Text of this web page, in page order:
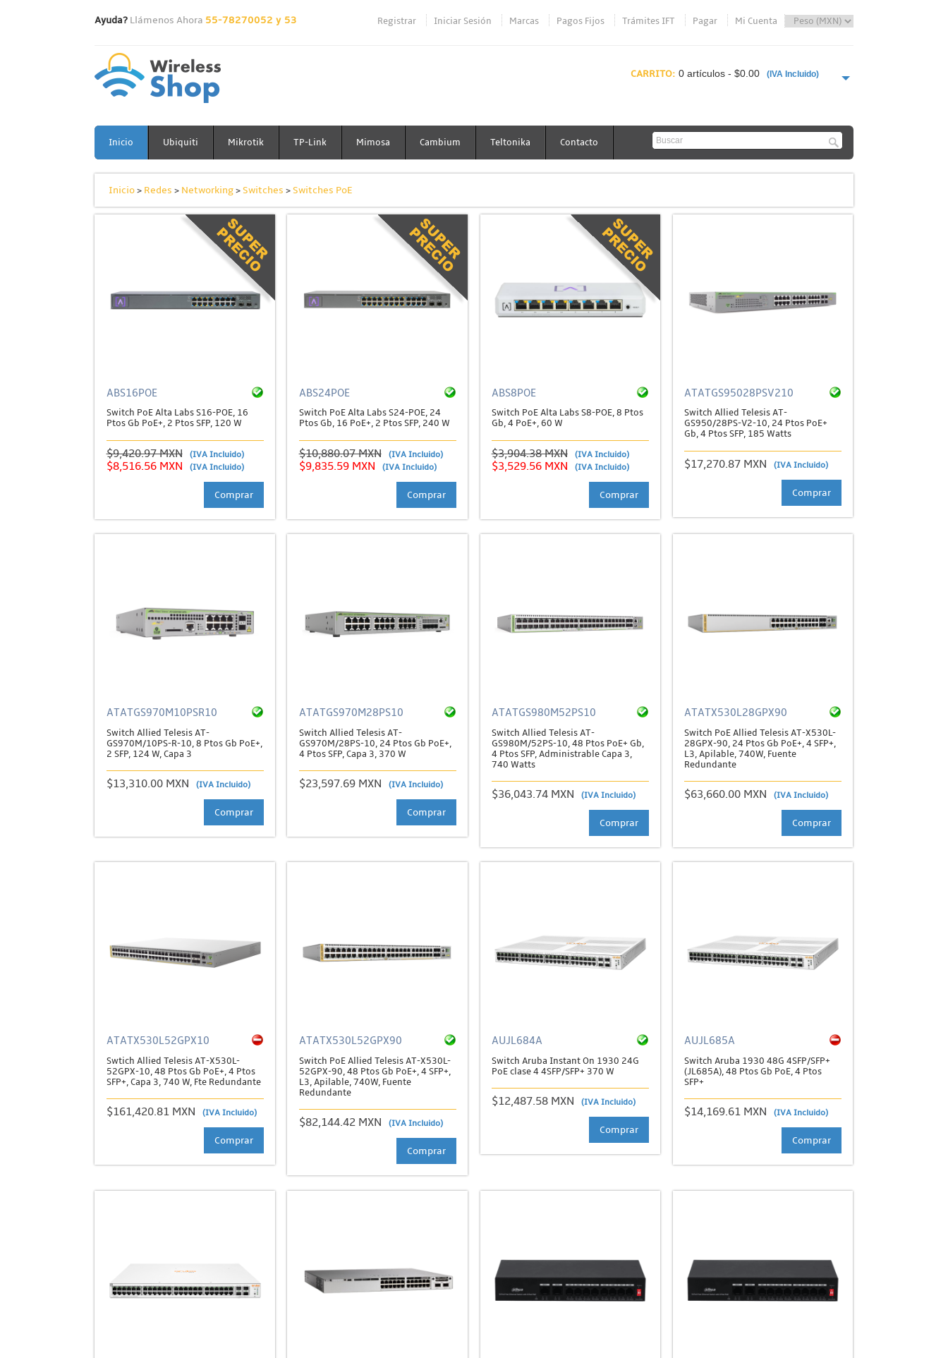
Ayuda? Llámenos Ahora 55-78270052 y 53 Registrar Iniciar Sesión Marcas Pagos Fijos Trámites IFT Pagar Mi Cuenta
CARRITO: 0 artículos - $0.00 (IVA Incluido)
Inicio Ubiquiti Mikrotik TP-Link Mimosa Cambium Teltonika Contacto
Inicio> Redes > Networking>Switches >Switches PoE
ABS16POE
Switch PoE Alta Labs S16-POE, 16
Ptos Gb PoE+, 2 Ptos SFP, 120 W
$9,420.97 MXN (IVA Incluido)
$8,516.56 MXN (IVA Incluido)
Comprar
ABS24POE
Switch PoE Alta Labs S24-POE, 24
Ptos Gb, 16 PoE+, 2 Ptos SFP, 240 W
$10,880.07 MXN (IVA Incluido)
$9,835.59 MXN (IVA Incluido)
Comprar
ABS8POE
Switch PoE Alta Labs S8-POE, 8 Ptos
Gb, 4 PoE+, 60 W
$3,904.38 MXN (IVA Incluido)
$3,529.56 MXN (IVA Incluido)
Comprar
ATATGS95028PSV210
Switch Allied Telesis AT-
GS950/28PS-V2-10, 24 Ptos PoE+
Gb, 4 Ptos SFP, 185 Watts
$17,270.87 MXN (IVA Incluido)
Comprar
ATATGS970M10PSR10
Switch Allied Telesis AT-
GS970M/10PS-R-10, 8 Ptos Gb PoE+,
2 SFP, 124 W, Capa 3
$13,310.00 MXN (IVA Incluido)
Comprar
ATATGS970M28PS10
Switch Allied Telesis AT-
GS970M/28PS-10, 24 Ptos Gb PoE+,
4 Ptos SFP, Capa 3, 370 W
$23,597.69 MXN (IVA Incluido)
Comprar
ATATGS980M52PS10
Switch Allied Telesis AT-
GS980M/52PS-10, 48 Ptos PoE+ Gb,
4 Ptos SFP, Administrable Capa 3,
740 Watts
$36,043.74 MXN (IVA Incluido)
Comprar
ATATX530L28GPX90
Switch PoE Allied Telesis AT-X530L-
28GPX-90, 24 Ptos Gb PoE+, 4 SFP+,
L3, Apilable, 740W, Fuente
Redundante
$63,660.00 MXN (IVA Incluido)
Comprar
ATATX530L52GPX10
Swtich Allied Telesis AT-X530L-
52GPX-10, 48 Ptos Gb PoE+, 4 Ptos
SFP+, Capa 3, 740 W, Fte Redundante
$161,420.81 MXN (IVA Incluido)
Comprar
ATATX530L52GPX90
Switch PoE Allied Telesis AT-X530L-
52GPX-90, 48 Ptos Gb PoE+, 4 SFP+,
L3, Apilable, 740W, Fuente
Redundante
$82,144.42 MXN (IVA Incluido)
Comprar
AUJL684A
Switch Aruba Instant On 1930 24G
PoE clase 4 4SFP/SFP+ 370 W
$12,487.58 MXN (IVA Incluido)
Comprar
AUJL685A
Switch Aruba 1930 48G 4SFP/SFP+
(JL685A), 48 Ptos Gb PoE, 4 Ptos
SFP+
$14,169.61 MXN (IVA Incluido)
Comprar